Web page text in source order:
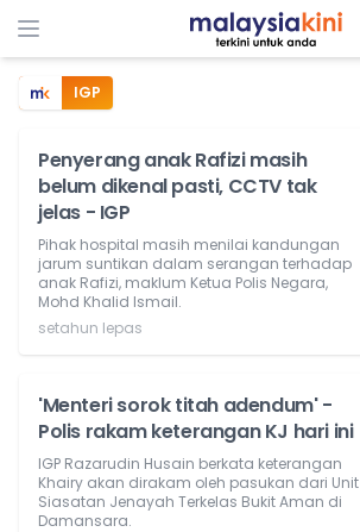
IGP
Penyerang anak Rafizi masih
belum dikenal pasti, CCTV tak
jelas - IGP
Pihak hospital masih menilai kandungan
jarum suntikan dalam serangan terhadap
anak Rafizi, maklum Ketua Polis Negara,
Mohd Khalid Ismail.
setahun lepas
'Menteri sorok titah adendum' -
Polis rakam keterangan KJ hari ini
IGP Razarudin Husain berkata keterangan
Khairy akan dirakam oleh pasukan dari Unit
Siasatan Jenayah Terkelas Bukit Aman di
Damansara.